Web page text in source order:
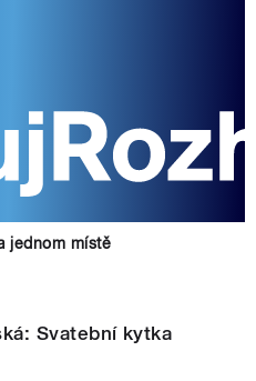
jednom místě
Svatební kytka